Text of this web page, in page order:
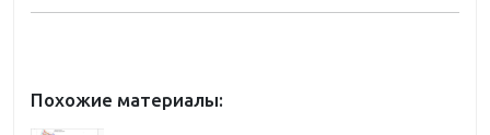
Похожие материалы: